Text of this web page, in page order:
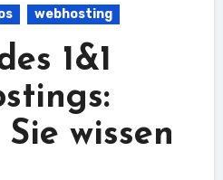
webhosting
1&1
wissen